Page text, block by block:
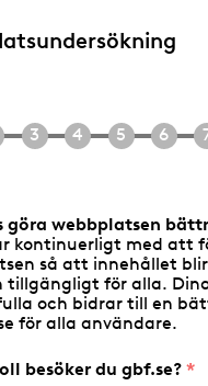
100
via RSS
namn:www.gbf.se-
AB - Ansvarig
göra webbplatsen
kontinuerligt med att
så att innehållet
tillgängligt för alla.
och bidrar till en
för alla användare.
besöker du gbf.se?